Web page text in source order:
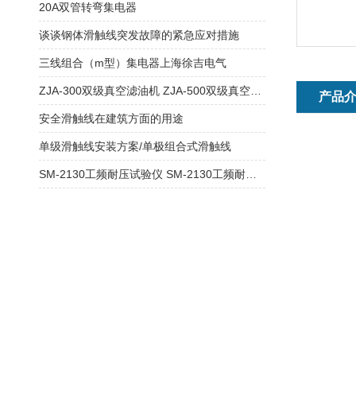
产品
20A双管转弯集电器
谈谈钢体滑触线突发故障的紧急应对措施
三线组合（m型）集电器上海徐吉电气
安全滑触线在建筑方面的用途
单级滑触线安装方案/单极组合式滑触线